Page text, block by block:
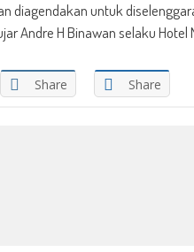
diagendakan untuk
Andre H Binawan selaku
Share Share